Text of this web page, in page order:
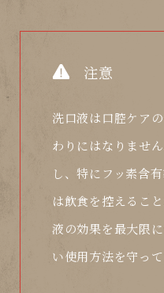
注意
洗口液は口腔ケア
わりにはなりませ
し、特にフッ素含
は飲食を控えるこ
液の効果を最大限
い使用方法を守って